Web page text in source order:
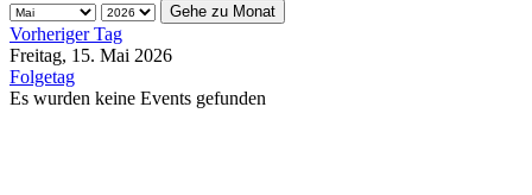
Gehe zu Monat
Vorheriger Tag
Freitag, 15. Mai 2026
Folgetag
Es wurden keine Events gefunden